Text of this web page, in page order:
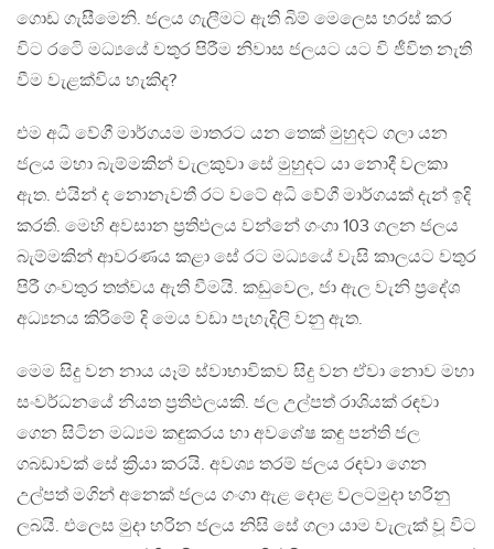
ගොඩ ගැසීමෙනි. ජලය ගැලීමට ඇති බිම් මෙලෙස හරස් කර
විට රටෙි මධ්‍යයේ වතුර පිරීම නිවාස ජලයට යට වි ජීවිත නැති
වීම වැළක්විය හැකිද?
එම අධී වේගී මාර්ගයම මාතරට යන තෙක් මුහුදට ගලා යන
ජලය මහා බැම්මකින් වැලකුවා සේ මුහුදට යා නොදී වලකා
ඇත. එයින් ද නොනැවතී රට වටේ අධි වේගී මාර්ගයක් දැන් ඉදි
කරති. මෙහි අවසාන ප්‍රතිඵලය වන්නේ ගංගා 103 ගලන ජලය
බැම්මකින් ආවරණය කළා සේ රට මධ්‍යයේ වැසි කාලයට වතුර
පිරී ගංවතුර තත්වය ඇති වීමයි. කඩුවෙල, ජා ඇල වැනි ප්‍රදේශ
අධ්‍යනය කිරිමේ දි මෙය වඩා පැහැදිලි වනු ඇත.
මෙම සිදු වන නාය යෑම් ස්වාභාවිකව සිදු වන ඒවා නොව මහා
සංවර්ධනයේ නියත ප්‍රතිඵලයකි. ජල උල්පත් රාශියක් රඳවා
ගෙන සිටින මධ්‍යම කඳුකරය හා අවශේෂ කඳු පන්ති ජල
ගබඩාවක් සේ ක්‍රියා කරයි. අවශ්‍ය තරම් ජලය රඳවා ‍ගෙන
උල්පත් මගින් අනෙක් ජලය ගංගා ඇළ දොළ වලටමුදා හරිනු
ලබයි. එලෙස මුදා හරින ජලය නිසි සේ ගලා යාම වැලැක් වූ විට